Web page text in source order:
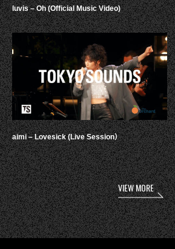
luvis – Oh (Official Music Video)
aimi – Lovesick (Live Session）
VIEW MORE